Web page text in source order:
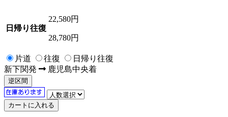
日帰り往復
22,580円
28,780円
片道 往復
日帰り往復
新下関発 鹿児島中央着
逆区間